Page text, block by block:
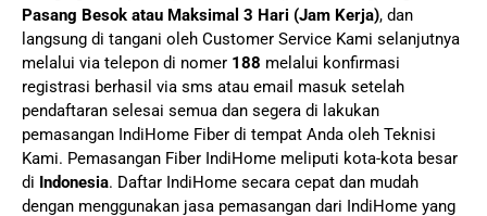
Pasang Besok atau Maksimal 3 Hari (Jam Kerja), dan
langsung di tangani oleh Customer Service Kami selanjutnya
melalui via telepon di nomer 188 melalui konfirmasi
registrasi berhasil via sms atau email masuk setelah
pendaftaran selesai semua dan segera di lakukan
pemasangan IndiHome Fiber di tempat Anda oleh Teknisi
Kami. Pemasangan Fiber IndiHome meliputi kota-kota besar
di Indonesia. Daftar IndiHome secara cepat dan mudah
dengan menggunakan jasa pemasangan dari IndiHome yang